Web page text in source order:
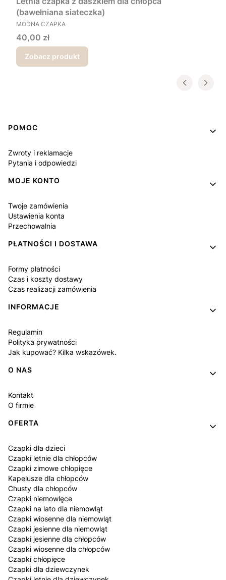
(bawełniana siateczka)
PRODUCENT
MODNA CZAPKA
Cena
40,00 zł
Zobacz produkt
Linki w stopce
POMOC
Zwroty i reklamacje
Pytania i odpowiedzi
MOJE KONTO
Twoje zamówienia
Ustawienia konta
Przechowalnia
PŁATNOŚCI I DOSTAWA
Formy płatności
Czas i koszty dostawy
Czas realizacji zamówienia
INFORMACJE
Regulamin
Polityka prywatności
Jak kupować? Kilka wskazówek.
O NAS
Kontakt
O firmie
OFERTA
Czapki dla dzieci
Czapki letnie dla chłopców
Czapki zimowe chłopięce
Kapelusze dla chłopców
Chusty dla chłopców
Czapki niemowlęce
Czapki na lato dla niemowląt
Czapki wiosenne dla niemowląt
Czapki jesienne dla niemowląt
Czapki jesienne dla chłopców
Czapki wiosenne dla chłopców
Czapki chłopięce
Czapki dla dziewczynek